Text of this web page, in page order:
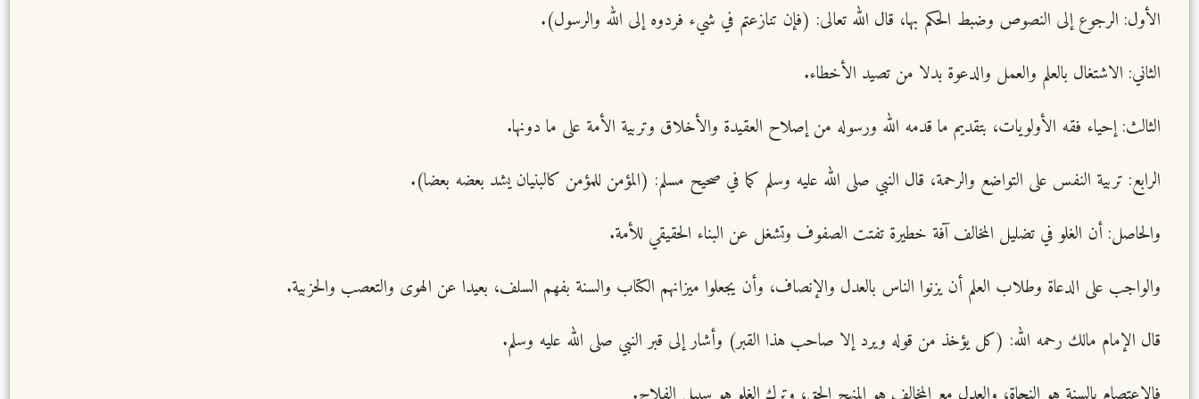
الأول: الرجوع إلى النصوص وضبط الحكم بها، قال الله تعالى: (فإن تنازعتم في شيء فردوه إلى الله والرسول).
الثاني: الاشتغال بالعلم والعمل والدعوة بدلا من تصيد الأخطاء.
الثالث: إحياء فقه الأولويات، بتقديم ما قدمه الله ورسوله من إصلاح العقيدة والأخلاق وتربية الأمة على ما دونها.
الرابع: تربية النفس على التواضع والرحمة، قال النبي صلى الله عليه وسلم كما في صحيح مسلم: (المؤمن للمؤمن كالبنيان يشد بعضه بعضا).
والحاصل: أن الغلو في تضليل المخالف آفة خطيرة تفتت الصفوف وتشغل عن البناء الحقيقي للأمة.
والواجب على الدعاة وطلاب العلم أن يزنوا الناس بالعدل والإنصاف، وأن يجعلوا ميزانهم الكتاب والسنة بفهم السلف، بعيدا عن الهوى والتعصب والحزبية.
قال الإمام مالك رحمه الله: (كل يؤخذ من قوله ويرد إلا صاحب هذا القبر) وأشار إلى قبر النبي صلى الله عليه وسلم.